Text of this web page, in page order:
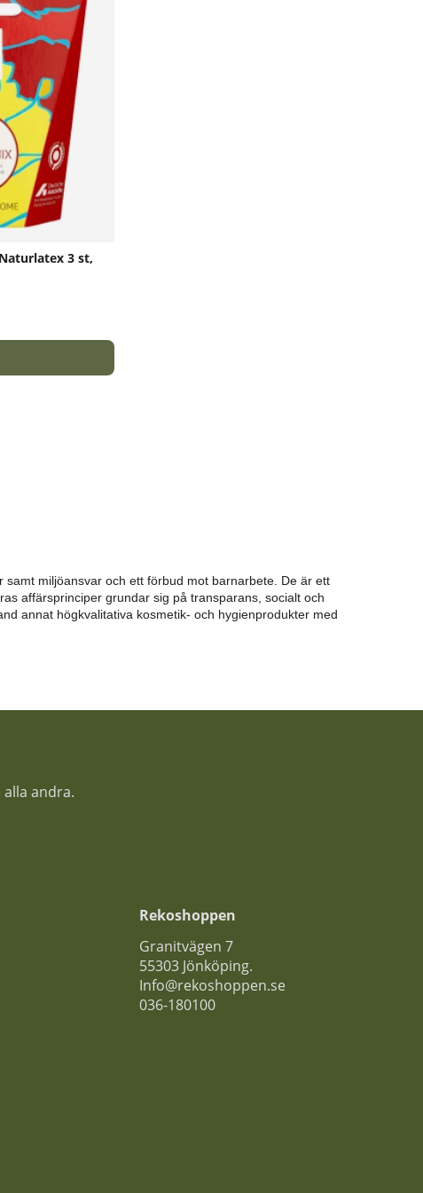
3 st,
miljöansvar och ett förbud mot barnarbete. De är ett
affärsprinciper grundar sig på transparans, socialt och
annat högkvalitativa kosmetik- och hygienprodukter med
andra.
Rekoshoppen
Granitvägen 7
55303 Jönköping.
Info@rekoshoppen.se
036-180100